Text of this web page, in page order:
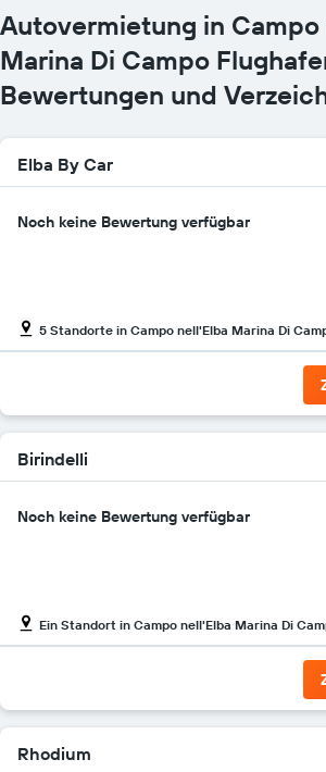
angegebenen
Anbieter
anzeigt.
Autovermietung in Campo
Marina Di Campo
Bewertungen und
Elba By Car
Noch keine Bewertung verfügbar
Birindelli
Noch keine Bewertung verfügbar
Rhodium